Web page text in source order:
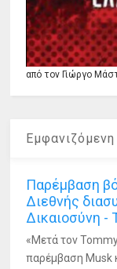
από τον Γιώργο
Παρέμβαση
Διεθνής
Δικαιοσύνη -
«Μετά τον
παρέμβαση Musk